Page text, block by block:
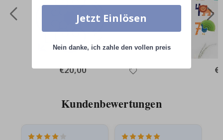
Special
Price
€20,00
Kundenbewertungen
Jetzt Einlösen
Nein danke, ich zahle den vollen preis